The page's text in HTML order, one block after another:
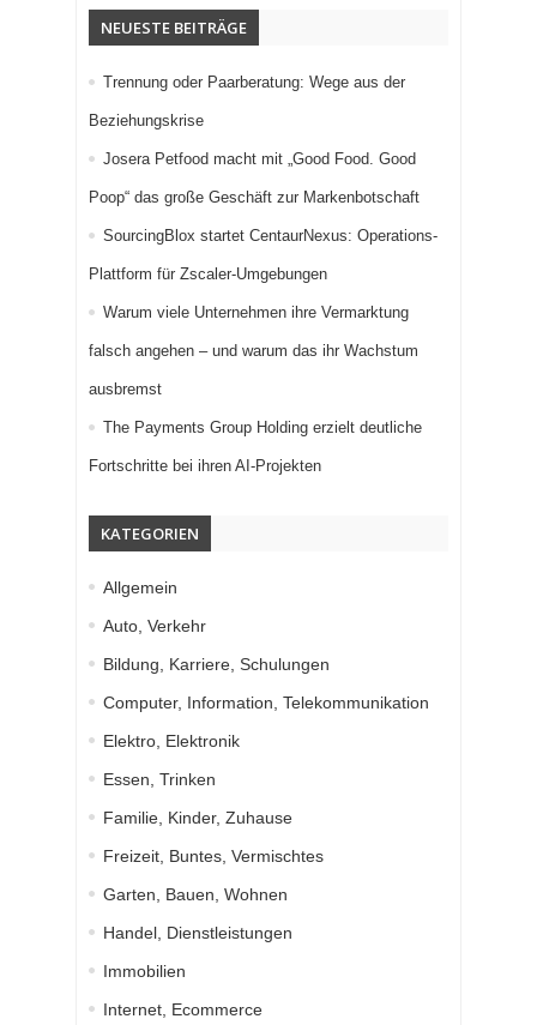
NEUESTE BEITRÄGE
Trennung oder Paarberatung: Wege aus der
Beziehungskrise
Josera Petfood macht mit „Good Food. Good
Poop“ das große Geschäft zur Markenbotschaft
SourcingBlox startet CentaurNexus: Operations-
Plattform für Zscaler-Umgebungen
Warum viele Unternehmen ihre Vermarktung
falsch angehen – und warum das ihr Wachstum
ausbremst
The Payments Group Holding erzielt deutliche
Fortschritte bei ihren AI-Projekten
KATEGORIEN
Allgemein
Auto, Verkehr
Bildung, Karriere, Schulungen
Computer, Information, Telekommunikation
Elektro, Elektronik
Essen, Trinken
Familie, Kinder, Zuhause
Freizeit, Buntes, Vermischtes
Garten, Bauen, Wohnen
Handel, Dienstleistungen
Immobilien
Internet, Ecommerce